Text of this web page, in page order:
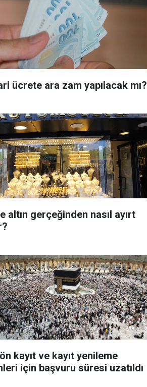
ücrete ara zam yapılacak mı?
altın gerçeğinden nasıl ayırt
kayıt ve kayıt yenileme
için başvuru süresi uzatıldı